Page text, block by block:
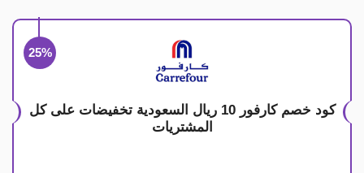
25%
كود خصم كارفور 10 ريال السعودية تخفيضات على كل
المشتريات